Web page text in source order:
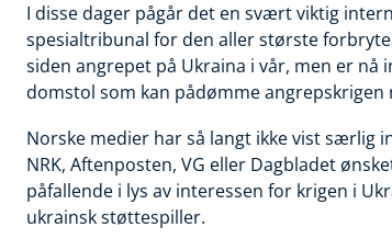
I disse dager pågår det en svært viktig
spesialtribunal for den aller største
siden angrepet på Ukraina i vår, men er
domstol som kan pådømme
Norske medier har så langt ikke vist særlig
NRK, Aftenposten, VG eller Dagbladet
påfallende i lys av interessen for krigen i
ukrainsk støttespiller.